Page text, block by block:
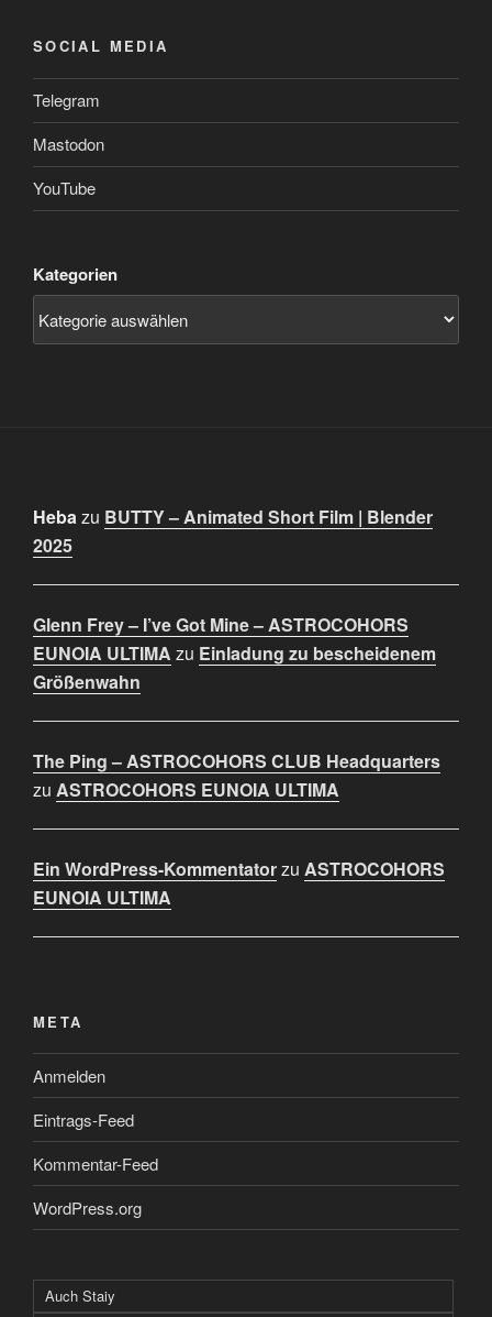
SOCIAL MEDIA
Telegram
Mastodon
YouTube
Kategorien
Hebazu BUTTY – Animated Short Film | Blender
2025
Glenn Frey – I’ve Got Mine – ASTROCOHORS
EUNOIA ULTIMA zu Einladung zu bescheidenem
Größenwahn
The Ping – ASTROCOHORS CLUB Headquarters
zu ASTROCOHORS EUNOIA ULTIMA
Ein WordPress-Kommentatorzu ASTROCOHORS
EUNOIA ULTIMA
META
Anmelden
Eintrags-Feed
Kommentar-Feed
WordPress.org
Auch Staiy